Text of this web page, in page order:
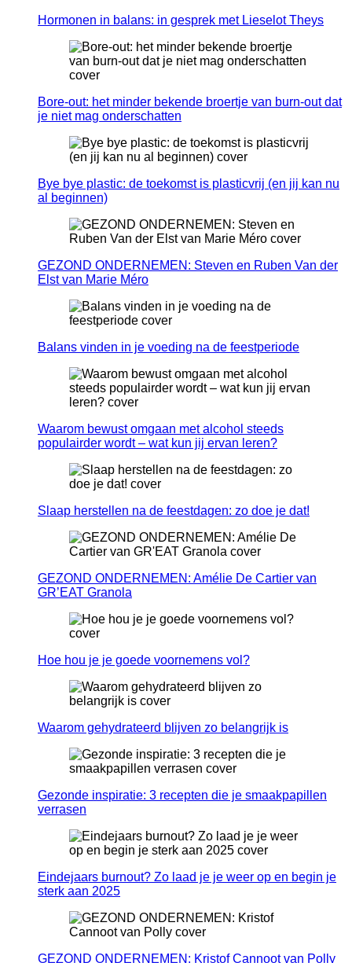
Hormonen in balans: in gesprek met Lieselot Theys
Bore-out: het minder bekende broertje van burn-out dat
je niet mag onderschatten
Bye bye plastic: de toekomst is plasticvrij (en jij kan nu
al beginnen)
GEZOND ONDERNEMEN: Steven en Ruben Van der
Elst van Marie Méro
Balans vinden in je voeding na de feestperiode
Waarom bewust omgaan met alcohol steeds
populairder wordt – wat kun jij ervan leren?
Slaap herstellen na de feestdagen: zo doe je dat!
GEZOND ONDERNEMEN: Amélie De Cartier van
GR’EAT Granola
Hoe hou je je goede voornemens vol?
Waarom gehydrateerd blijven zo belangrijk is
Gezonde inspiratie: 3 recepten die je smaakpapillen
verrasen
Eindejaars burnout? Zo laad je je weer op en begin je
sterk aan 2025
GEZOND ONDERNEMEN: Kristof Cannoot van Polly